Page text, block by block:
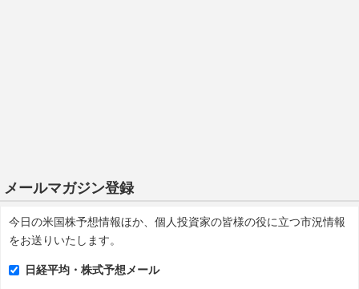
メールマガジン登録
今日の米国株予想情報ほか、個人投資家の皆様の役に立つ市況情報
をお送りいたします。
日経平均・株式予想メール